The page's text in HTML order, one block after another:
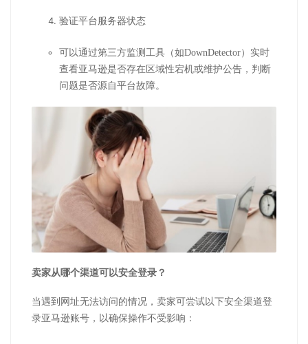
验证平台服务器状态
可以通过第三方监测工具（如DownDetector）实时
查看亚马逊是否存在区域性宕机或维护公告，判断
问题是否源自平台故障。
卖家从哪个渠道可以安全登录？
当遇到网址无法访问的情况，卖家可尝试以下安全渠道登
录亚马逊账号，以确保操作不受影响：